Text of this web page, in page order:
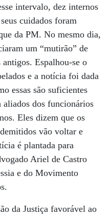
intervalo, dez internos
cuidados foram
da PM. No mesmo dia,
um “mutirão” de
Espalhou-se o
e a notícia foi dada
essas são suficientes
aliados dos funcionários
Eles dizem que os
vão voltar e
é plantada para
Ariel de Castro
e do Movimento
da Justiça favorável ao